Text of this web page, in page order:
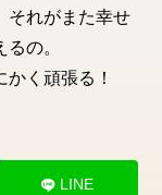
それがまた幸せ
の。
く頑張る！
LINE